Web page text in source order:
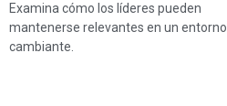
Examina cómo los líderes pueden
mantenerse relevantes en un entorno
cambiante.